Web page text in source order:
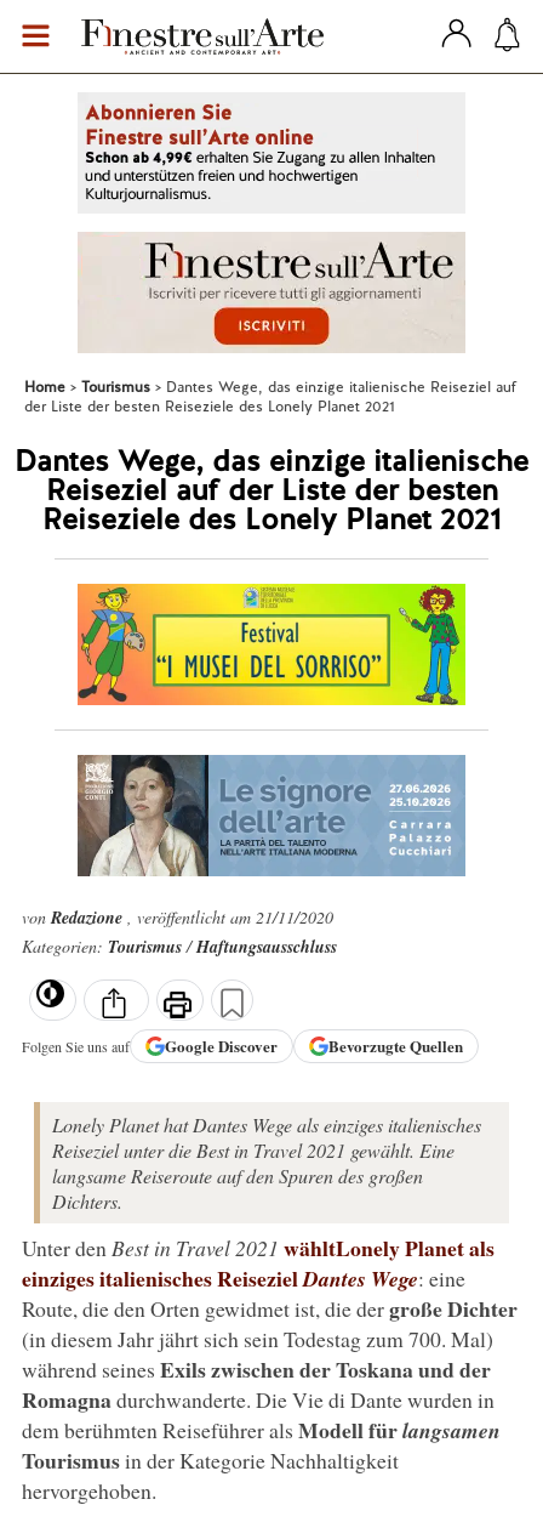
Home Tourismus
Dantes Wege, das einzige italienische Reiseziel auf
der Liste der besten Reiseziele des Lonely Planet 2021
Dantes Wege, das einzige italienische
Reiseziel auf der Liste der besten
Reiseziele des Lonely Planet 2021
vonRedazione , veröffentlicht am 21/11/2020
Kategorien: Tourismus/Haftungsausschluss
Folgen Sie uns auf GoogleDiscover Bevorzugte Quellen
Lonely Planet hat Dantes Wege als einziges italienisches
Reiseziel unter die Best in Travel 2021 gewählt. Eine
langsame Reiseroute auf den Spuren des großen
Dichters.
Unter den Best in Travel 2021 wähltLonely Planetals
einziges italienisches ReisezielDantes Wege: eine
Route, die den Orten gewidmet ist, die dergroße Dichter
(in diesem Jahr jährt sich sein Todestag zum 700. Mal)
während seines Exils zwischen der Toskana und der
Romagnadurchwanderte. Die Vie di Dante wurden in
dem berühmten Reiseführer als Modell fürlangsamen
Tourismusin der Kategorie Nachhaltigkeit
hervorgehoben.